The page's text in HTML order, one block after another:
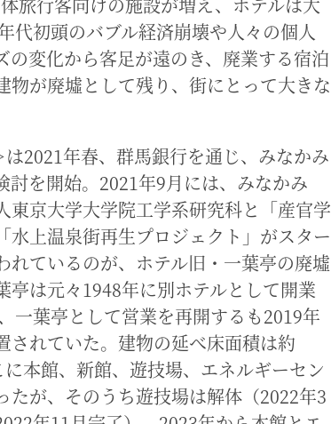
代初頭のバブル経済崩壊や人々の個人
の変化から客足が遠のき、廃業する宿泊
物が廃墟として残り、街にとって大きな
2021年春、群馬銀行を通じ、みなかみ
討を開始。2021年9月には、みなかみ
東京大学大学院工学系研究科と「産官学
水上温泉街再生プロジェクト」がスター
れているのが、ホテル旧・一葉亭の廃墟
亭は元々1948年に別ホテルとして開業
一葉亭として営業を再開するも2019年
されていた。建物の延べ床面積は約
本館、新館、遊技場、エネルギーセン
たが、そのうち遊技場は解体（2022年3